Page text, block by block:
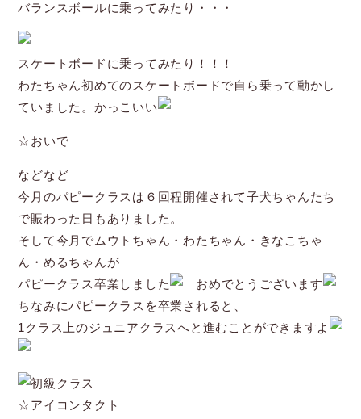
バランスボールに乗ってみたり・・・
スケートボードに乗ってみたり！！！
わたちゃん初めてのスケートボードで自ら乗って動かし
ていました。かっこいい
☆おいで
などなど
今月のパピークラスは６回程開催されて子犬ちゃんたち
で賑わった日もありました。
そして今月でムウトちゃん・わたちゃん・きなこちゃ
ん・めるちゃんが
パピークラス卒業しました
おめでとうございます
ちなみにパピークラスを卒業されると、
1クラス上のジュニアクラスへと進むことができますよ
初級クラス
☆アイコンタクト